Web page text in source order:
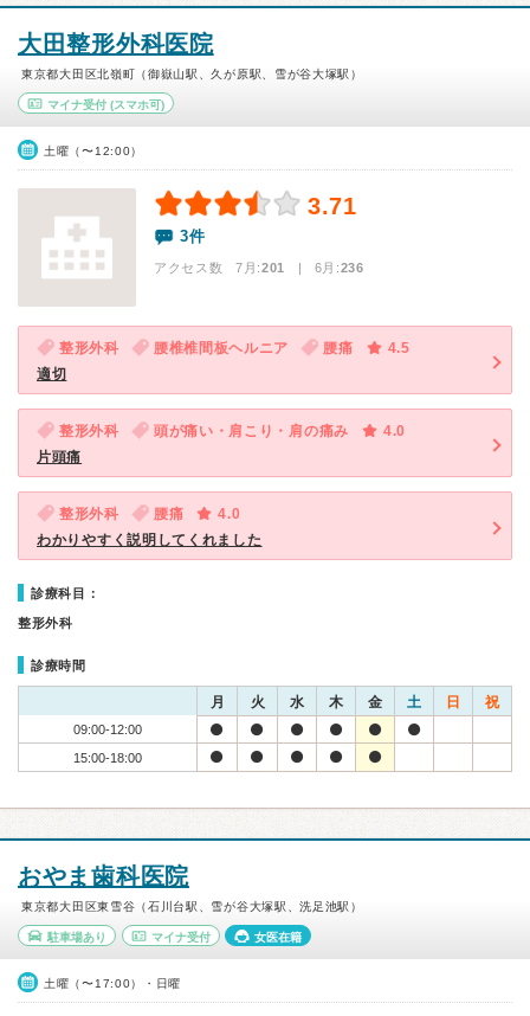
大田整形外科医院
東京都大田区北嶺町（御嶽山駅、久が原駅、雪が谷大塚駅）
マイナ受付 (スマホ可)
土曜（〜12:00）
3.71
3件
アクセス数 7月:201 | 6月:236
整形外科 腰椎椎間板ヘルニア 腰痛
4.5
適切
整形外科 頭が痛い・肩こり・肩の痛み
4.0
片頭痛
整形外科 腰痛
4.0
わかりやすく説明してくれました
診療科目：
整形外科
診療時間
月 火 水 木 金 土 日 祝
09:00-12:00
15:00-18:00
おやま歯科医院
東京都大田区東雪谷（石川台駅、雪が谷大塚駅、洗足池駅）
駐車場あり マイナ受付 女医在籍
土曜（〜17:00）・日曜